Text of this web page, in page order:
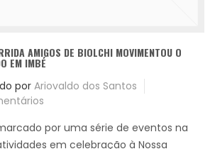
AMIGOS DE BIOLCHI MOVIMENTOU O
EM IMBÉ
por Ariovaldo dos Santos
por uma série de eventos na
em celebração à Nossa